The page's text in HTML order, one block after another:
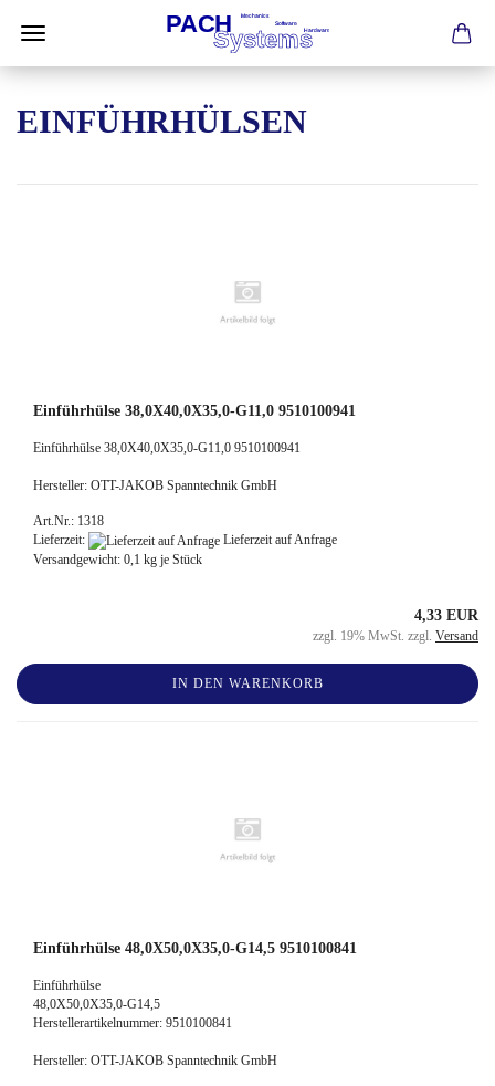
EINFÜHRHÜLSEN
Einführhülse 38,0X40,0X35,0-G11,0 9510100941
Einführhülse 38,0X40,0X35,0-G11,0 9510100941
Hersteller: OTT-JAKOB Spanntechnik GmbH
Art.Nr.: 1318
Lieferzeit:
Lieferzeit auf Anfrage
Versandgewicht: 0,1 kg je Stück
4,33 EUR
zzgl. 19% MwSt. zzgl. Versand
IN DEN WARENKORB
Einführhülse 48,0X50,0X35,0-G14,5 9510100841
Einführhülse
48,0X50,0X35,0-G14,5
Herstellerartikelnummer: 9510100841
Hersteller: OTT-JAKOB Spanntechnik GmbH